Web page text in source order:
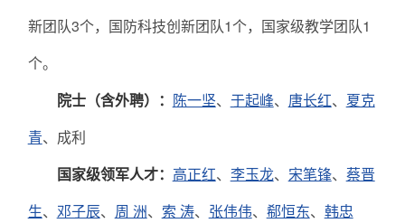
新团队3个，国防科技创新团队1个，国家级教学团队1
个。
院士（含外聘）： 陈一坚、 于起峰、 唐长红、 夏克
青、成利
国家级领军人才： 高正红、 李玉龙、 宋笔锋、 蔡晋
生、 邓子辰、 周 洲、 索 涛、 张伟伟、 郗恒东、 韩忠